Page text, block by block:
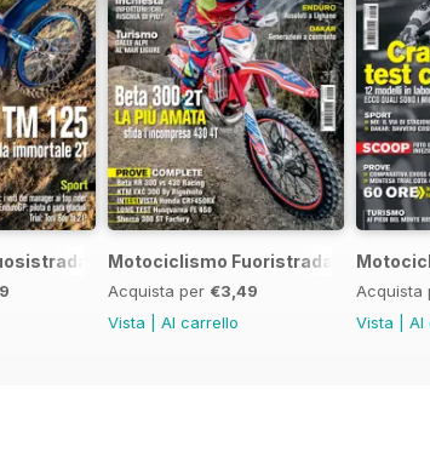
5 2017
Motociclismo Fuoristrada 4 2017
Acquista per €3,49
Vista
Al carrello
Acquista
Vista
Al